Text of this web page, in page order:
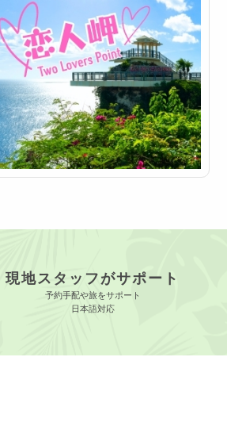
現地スタッフがサポート
予約手配や旅をサポート
日本語対応